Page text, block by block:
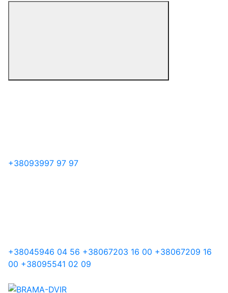
+38093997 97 97
+38045946 04 56 +38067203 16 00 +38067209 16
00 +38095541 02 09